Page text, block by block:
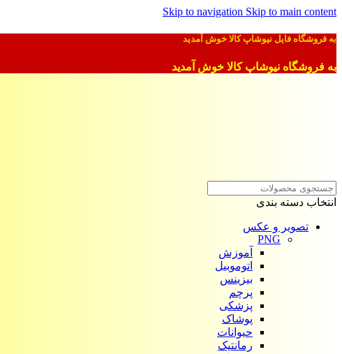
Skip to navigation Skip to main content
به فروشگاه فایل نیوشاپ کالا خوش آمدید
به فروشگاه نیوشاپ کالا خوش آمدید
انتخاب دسته بندی
تصویر و عکس
PNG
آموزش
اتوموبیل
بیزینس
پرچم
پزشکی
پوشاک
حیوانات
رمانتیک